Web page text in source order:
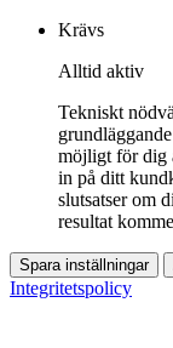
Krävs
Alltid aktiv
Tekniskt
möjligt för dig
in på ditt
slutsatser om
resultat
Spara inställningar
Integritetspolicy